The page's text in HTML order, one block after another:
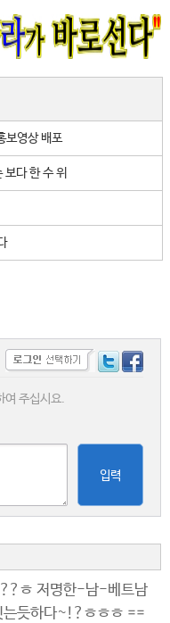
보영상 배포
보다 한 수 위
여 주십시요.
입력
ㅎ 저명한-남-베트남
는듯하다~!?ㅎㅎㅎ ==